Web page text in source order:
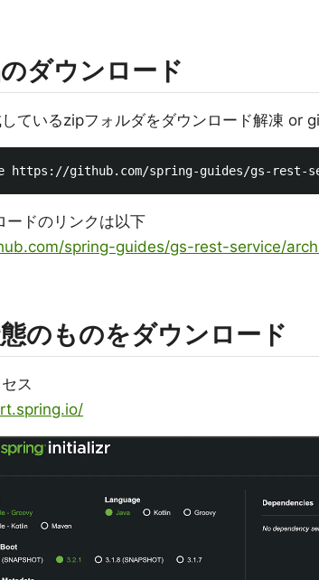
ダウンロード
ているzipフォルダをダウンロード解凍 or
ードのリンクは以下
spring-guides/gs-rest-service/
のものをダウンロード
ス